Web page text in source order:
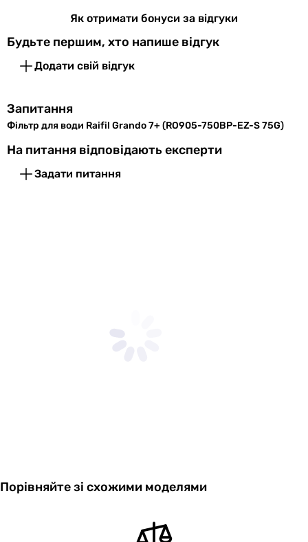
Як отримати бонуси за відгуки
Будьте першим, хто напише відгук
Додати свій відгук
Запитання
Фільтр для води Raifil Grando 7+ (RO905-750BP-EZ-S 75G)
На питання відповідають експерти
Задати питання
Порівняйте зі схожими моделями